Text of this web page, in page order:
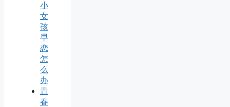
小
女
孩
早
恋
怎
么
办
青
春